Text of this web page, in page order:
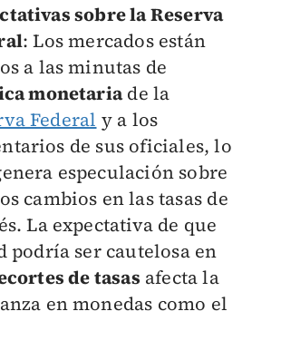
sobre la Reserva
: Los mercados están
a las minutas de
monetariade la
Federal y a los
de sus oficiales, lo
especulación sobre
cambios en las tasas de
La expectativa de que
podría ser cautelosa en
de tasas afecta la
en monedas como el